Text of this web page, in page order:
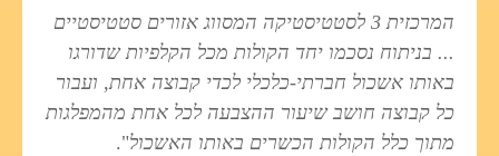
המרכזית 3 לסטטיסטיקה המסווג אזורים סטטיסטיים
... בניתוח נסכמו יחד הקולות מכל הקלפיות שדורגו
באותו אשכול חברתי-כלכלי לכדי קבוצה אחת, ועבור
כל קבוצה חושב שיעור ההצבעה לכל אחת מהמפלגות
מתוך כלל הקולות הכשרים באותו האשכול".